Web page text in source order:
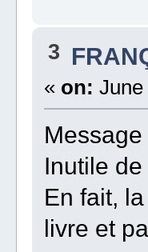
3
« on: June
Inutile
En fait,
livre et